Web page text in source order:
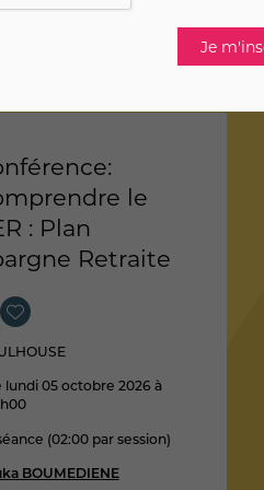
le
: Plan
Retraite
lundi 05 octobre 2026 à
(02:00 par session)
BOUMEDIENE